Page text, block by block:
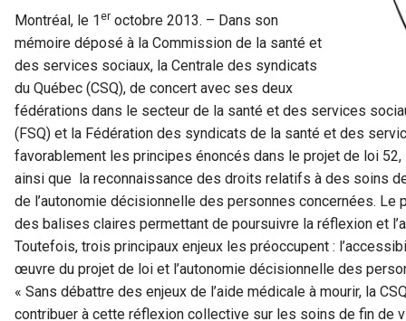
Montréal, le 1 er octobre 2013. – Dans son
mémoire déposé à la Commission de la santé et
des services sociaux, la Centrale des syndicats
du Québec (CSQ), de concert avec ses deux
fédérations dans le secteur de la santé et des services
(FSQ) et la Fédération des syndicats de la santé et des
favorablement les principes énoncés dans le projet de loi
ainsi que la reconnaissance des droits relatifs à des soins
de l’autonomie décisionnelle des personnes concernées.
des balises claires permettant de poursuivre la réflexion et
Toutefois, trois principaux enjeux les préoccupent :
œuvre du projet de loi et l’autonomie décisionnelle des
« Sans débattre des enjeux de l’aide médicale à mourir, la
contribuer à cette réflexion collective sur les soins de fin de